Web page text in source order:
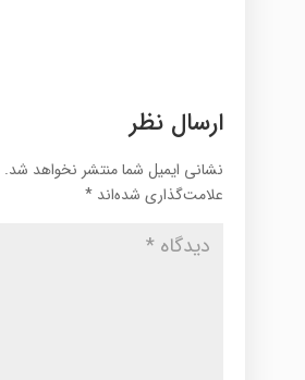
ارسال نظر
نشانی ایمیل شما منتشر نخواهد شد.
علامت‌گذاری شده‌اند *